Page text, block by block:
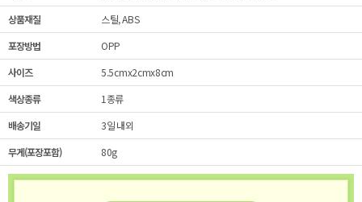
상품재질
스틸, ABS
포장방법
OPP
사이즈
5.5cmx2cmx8cm
색상종류
1종류
배송기일
3일 내외
무게(포장포함)
80g